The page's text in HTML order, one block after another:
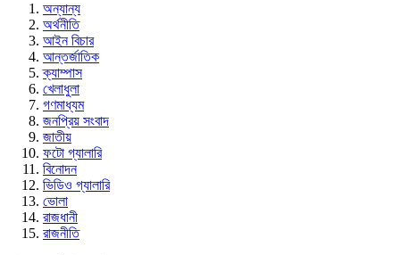
অন্যান্য
অর্থনীতি
আইন বিচার
আন্তর্জাতিক
ক্যাম্পাস
খেলাধুলা
গণমাধ্যম
জনপ্রিয় সংবাদ
জাতীয়
ফটো গ্যালারি
বিনোদন
ভিডিও গ্যালারি
ভোলা
রাজধানী
রাজনীতি